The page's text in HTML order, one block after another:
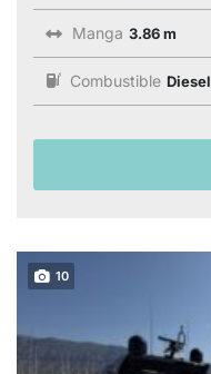
Manga 3.86 m
Combustible Diesel
10